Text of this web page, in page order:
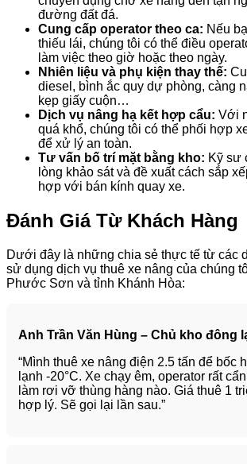
đường đất đá.
Cung cấp operator theo ca: Nếu
thiếu lái, chúng tôi có thể điều
làm việc theo giờ hoặc theo ngày.
Nhiên liệu và phụ kiện thay thế:
diesel, bình ắc quy dự phòng, càng
kẹp giấy cuộn…
Dịch vụ nâng hạ kết hợp cẩu: Với
quá khổ, chúng tôi có thể phối hợp
để xử lý an toàn.
Tư vấn bố trí mặt bằng kho: Kỹ sư
lòng khảo sát và đề xuất cách sắp
hợp với bán kính quay xe.
Đánh Giá Từ Khách Hàng
Dưới đây là những chia sẻ thực tế từ các
sử dụng dịch vụ thuê xe nâng của chúng
Phước Sơn và tỉnh Khánh Hòa:
Anh Trần Văn Hùng – Chủ kho đông
“Mình thuê xe nâng điện 2.5 tấn để bốc
lạnh -20°C. Xe chạy êm, operator rất
làm rơi vỡ thùng hàng nào. Giá thuê 1
hợp lý. Sẽ gọi lại lần sau.”